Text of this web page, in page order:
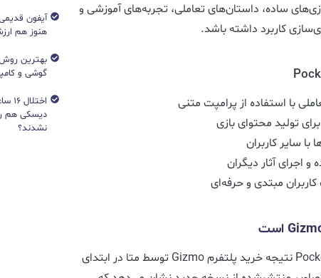
ساده، داستان‌های تعاملی، تجربه‌های آموزشی و
کاربرد داشته باشد.
با استفاده از پرامپت متنی
تولید محتوای بازی
با سایر کاربران
اجرای آثار دیگران
مبتدی و حرفه‌ای
بر اساس اطلاعات منتشرشده، Pocket نتیجه خرید پلتفرم Gizmo توسط متا در ابتدای
هنوز هم
بهترین
گوشی و
دیسکی هم
نشدند؟